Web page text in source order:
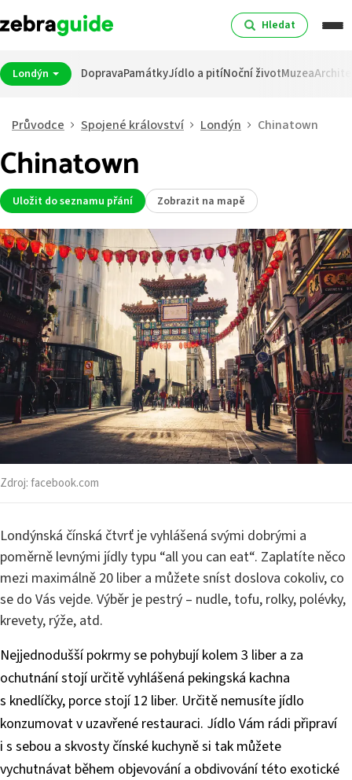
Hledat
Londýn DopravaPamátkyJídlo a pitíNoční životMuzea
Průvodce Spojené království Londýn Chinatown
Chinatown
Uložit do seznamu přání Zobrazit na mapě
Zdroj:facebook.com
Londýnská čínská čtvrť je vyhlášená svými dobrými a
poměrně levnými jídly typu “all you can eat“. Zaplatíte něco
mezi maximálně 20 liber a můžete sníst doslova cokoliv, co
se do Vás vejde. Výběr je pestrý – nudle, tofu, rolky, polévky,
krevety, rýže, atd.
Nejjednodušší pokrmy se pohybují kolem 3 liber a za
ochutnání stojí určitě vyhlášená pekingská kachna
s knedlíčky, porce stojí 12 liber. Určitě nemusíte jídlo
konzumovat v uzavřené restauraci. Jídlo Vám rádi připraví
i s sebou a skvosty čínské kuchyně si tak můžete
vychutnávat během objevování a obdivování této exotické